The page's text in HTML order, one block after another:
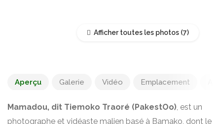
Afficher toutes les photos
Aperçu Galerie Vidéo Emplacement
Mamadou, dit Tiemoko Traoré (PakestOo), est un
photographe et vidéaste malien basé à Bamako, dont le